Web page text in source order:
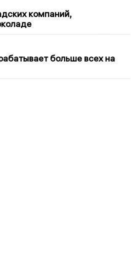
компаний,
больше всех на